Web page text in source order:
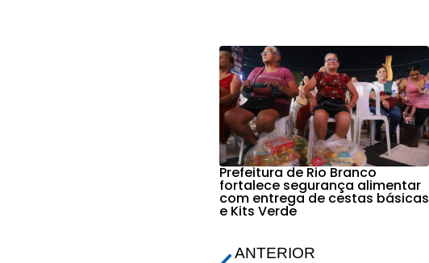
Prefeitura de Rio Branco
fortalece segurança alimentar
com entrega de cestas básicas
e Kits Verde
ANTERIOR